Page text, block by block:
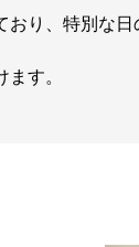
おり、特別な
す。